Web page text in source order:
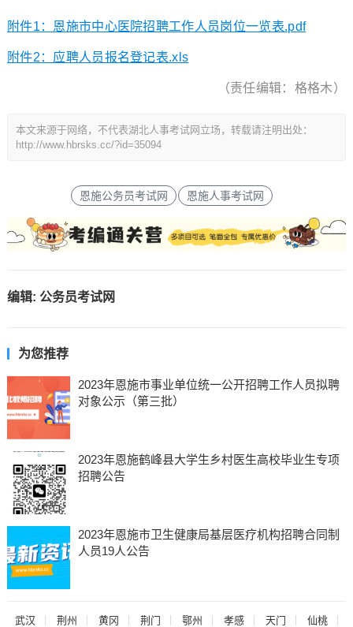
附件1：恩施市中心医院招聘工作人员岗位一览表.pdf
附件2：应聘人员报名登记表.xls
（责任编辑：格格木）
本文来源于网络，不代表湖北人事考试网立场，转载请注明出处：
http://www.hbrsks.cc/?id=35094
恩施公务员考试网 恩施人事考试网
编辑: 公务员考试网
为您推荐
2023年恩施市事业单位统一公开招聘工作人员拟聘
对象公示（第三批）
2023年恩施鹤峰县大学生乡村医生高校毕业生专项
招聘公告
2023年恩施市卫生健康局基层医疗机构招聘合同制
人员19人公告
武汉 荆州 黄冈 荆门 鄂州 孝感 天门 仙桃